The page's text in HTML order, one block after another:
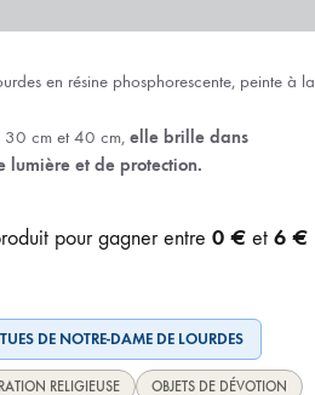
en résine phosphorescente, peinte à la
cm et 40 cm, elle brille dans
lumière et de protection.
pour gagner entre 0 €et 6 €
DE NOTRE-DAME DE LOURDES
RELIGIEUSE
OBJETS DE DÉVOTION